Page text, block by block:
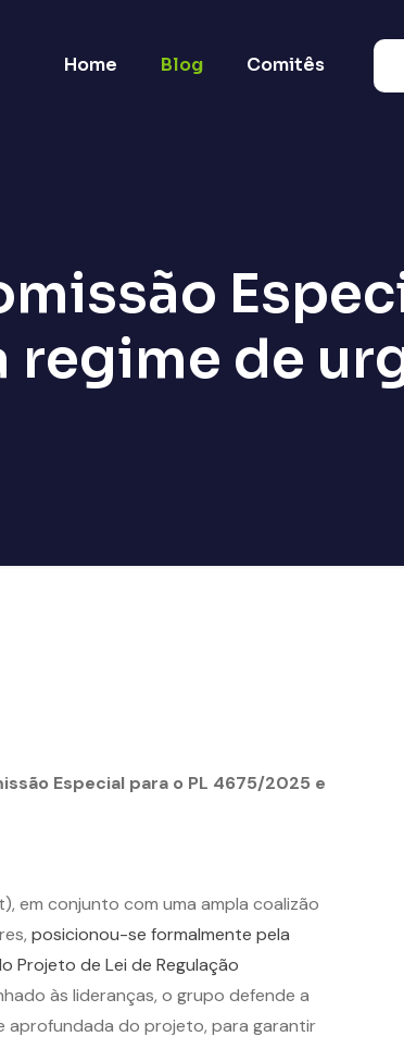
Home Blog Comitês
regime de
Especial para o PL 4675/2025 e
em conjunto com uma ampla coalizão
posicionou-se formalmente pela
Projeto de Lei de Regulação
às lideranças, o grupo defende a
aprofundada do projeto, para garantir